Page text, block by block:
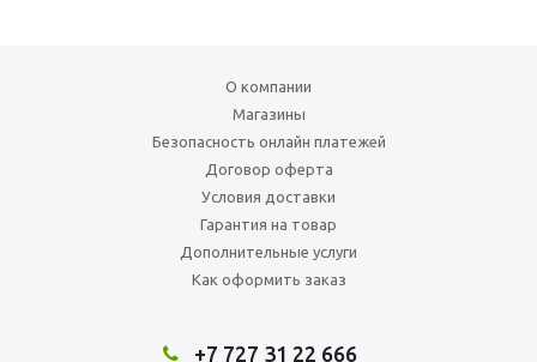
О компании
Магазины
Безопасность онлайн платежей
Договор оферта
Условия доставки
Гарантия на товар
Дополнительные услуги
Как оформить заказ
+7 727 31 22 666